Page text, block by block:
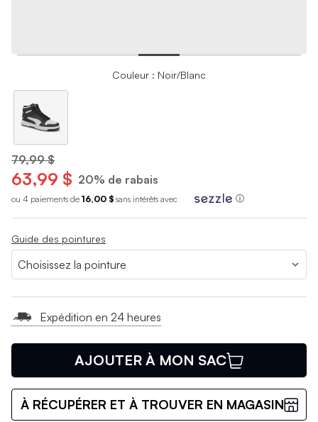
Couleur : Noir/Blanc
79,99 $
63,99 $ 20% de rabais
ou 4 paiements de 16,00 $ sans intérêts avec ⓘ
Guide des pointures
Expédition en 24 heures
AJOUTER À MON SAC
À RÉCUPÉRER ET À TROUVER EN MAGASIN